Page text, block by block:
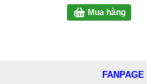
Mua hàng
FANPAGE